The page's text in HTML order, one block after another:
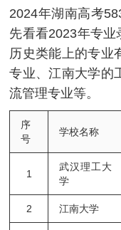
2024年湖南高考
先看看2023年专
历史类能上的专业
专业、江南大学的
流管理专业等。
序
号
学校名称
1
武汉理工大
学
2 江南大学